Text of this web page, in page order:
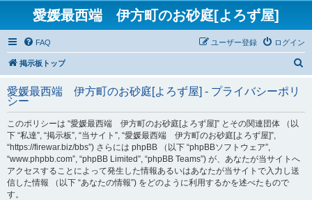
愛媛最西端 伊方町のお砂庭[よろず屋]
FAQ ログイン
ユーザー登録
掲示板トップ
愛媛最西端 伊方町のお砂庭[よろず屋] - プライバシーポリ
シー
このポリシーは “愛媛最西端 伊方町のお砂庭[よろず屋]” とその関連団体 （以
下 “私達”, “掲示板”, “当サイト”, “愛媛最西端 伊方町のお砂庭[よろず屋]”,
“https://firewar.biz/bbs”) さらには phpBB （以下 “phpBBソフトウェア”,
“www.phpbb.com”, “phpBB Limited”, “phpBB Teams”) が、あなたが当サイトへ
アクセスすることによって発生した情報あるいはあなたが当サイトで入力し送
信した情報 （以下 “あなたの情報”) をどのように利用するかを述べたもので
す。